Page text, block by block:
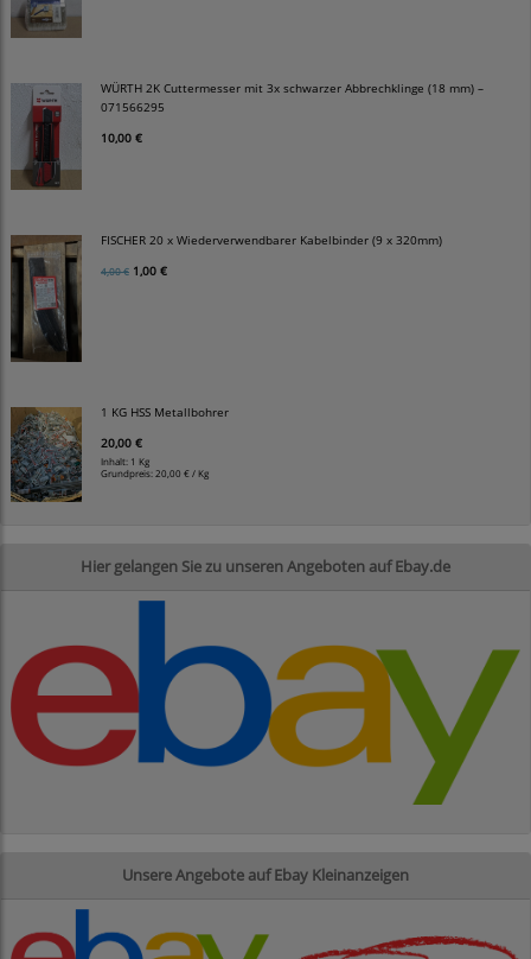
WÜRTH 2K Cuttermesser mit 3x schwarzer Abbrechklinge (18 mm) –
071566295
10,00 €
FISCHER 20 x Wiederverwendbarer Kabelbinder (9 x 320mm)
4,00 € 1,00 €
1 KG HSS Metallbohrer
20,00 €
Inhalt: 1 Kg
Grundpreis:20,00 € / Kg
Hier gelangen Sie zu unseren Angeboten auf Ebay.de
Unsere Angebote auf Ebay Kleinanzeigen